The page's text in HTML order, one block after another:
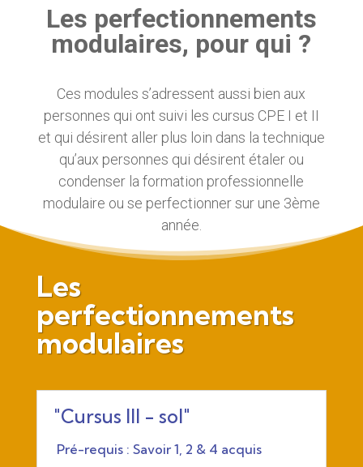
Les perfectionnements
modulaires, pour qui ?
Ces modules s’adressent aussi bien aux
personnes qui ont suivi les cursus CPE I et II
et qui désirent aller plus loin dans la technique
qu’aux personnes qui désirent étaler ou
condenser la formation professionnelle
modulaire ou se perfectionner sur une 3ème
année.
Les
perfectionnements
modulaires
"Cursus III - sol"
Pré-requis : Savoir 1, 2 & 4 acquis